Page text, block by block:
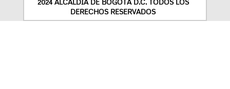
DERECHOS RESERVADOS